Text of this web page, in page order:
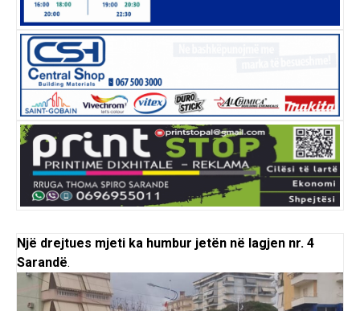
Një drejtues mjeti ka humbur jetën në lagjen nr. 4
Sarandë.